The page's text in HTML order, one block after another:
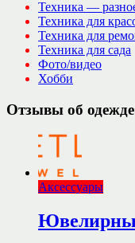
Техника —
Техника для
Техника для
Техника для сада
Фото/видео
Хобби
Отзывы об одежде
Аксессуары